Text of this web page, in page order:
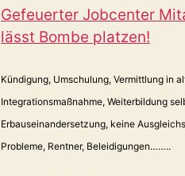
Gefeuerter Jobcenter
lässt Bombe platzen!
Kündigung, Umschulung, Vermittlung in
Integrationsmaßnahme, Weiterbildung
Erbauseinandersetzung, keine
Probleme, Rentner, Beleidigungen……..